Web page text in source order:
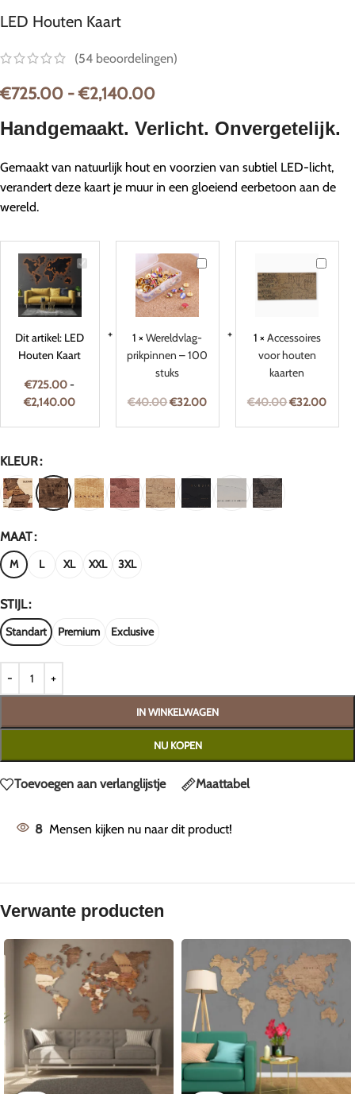
LED Houten Kaart
(54 beoordelingen)
€725.00 - €2,140.00
Handgemaakt. Verlicht. Onvergetelijk.
Gemaakt van natuurlijk hout en voorzien van subtiel LED-licht,
verandert deze kaart je muur in een gloeiend eerbetoon aan de
wereld.
LED
Kaart
Dit artikel: LED
Houten Kaart
€725.00-
€2,140.00
Wereldvlag-
prikpinnen
–
100
1 ×Wereldvlag-
prikpinnen – 100
stuks
€40.00€32.00
houten
1 × Accessoires
voor houten
kaarten
€40.00€32.00
KLEUR
MAAT
M L XL XXL 3XL
STIJL
Standart Premium Exclusive
IN WINKELWAGEN
NU KOPEN
Toevoegen aan verlanglijstje Maattabel
8 Mensen kijken nu naar dit product!
Verwante producten